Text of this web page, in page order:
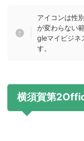
アイコンは性
が変わらない
gleマイビジネ
す。
横須賀第